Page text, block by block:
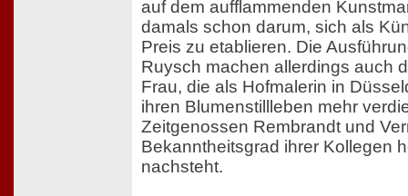
auf dem aufflammenden
damals schon darum, sich als
Preis zu etablieren. Die
Ruysch machen allerdings auch
Frau, die als Hofmalerin in
ihren Blumenstillleben mehr
Zeitgenossen Rembrandt und
Bekanntheitsgrad ihrer Kollegen
nachsteht.